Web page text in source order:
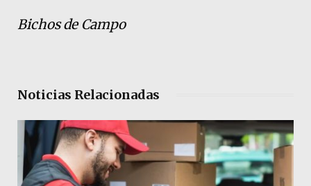
Bichos de Campo
Noticias Relacionadas